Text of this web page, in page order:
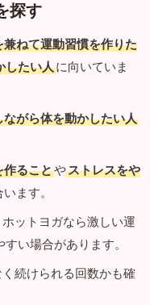
探す
兼ねて運動習慣を作りた
したい人に向いていま
がら体を動かしたい人
作ることやストレスをや
ます。
ットヨガなら激しい運
すい場合があります。
続けられる回数かも確